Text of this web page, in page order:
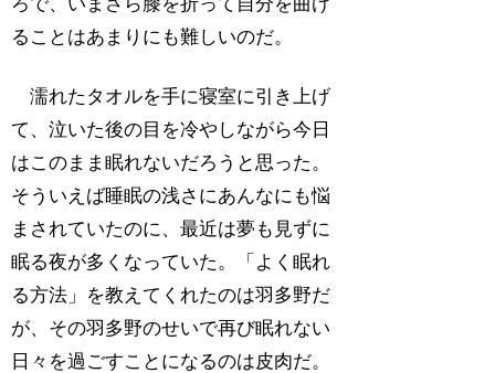
ることはあまりにも難しいのだ。
濡れたタオルを手に寝室に引き上げ
て、泣いた後の目を冷やしながら今日
はこのまま眠れないだろうと思った。
そういえば睡眠の浅さにあんなにも悩
まされていたのに、最近は夢も見ずに
眠る夜が多くなっていた。「よく眠れ
る方法」を教えてくれたのは羽多野だ
が、その羽多野のせいで再び眠れない
日々を過ごすことになるのは皮肉だ。